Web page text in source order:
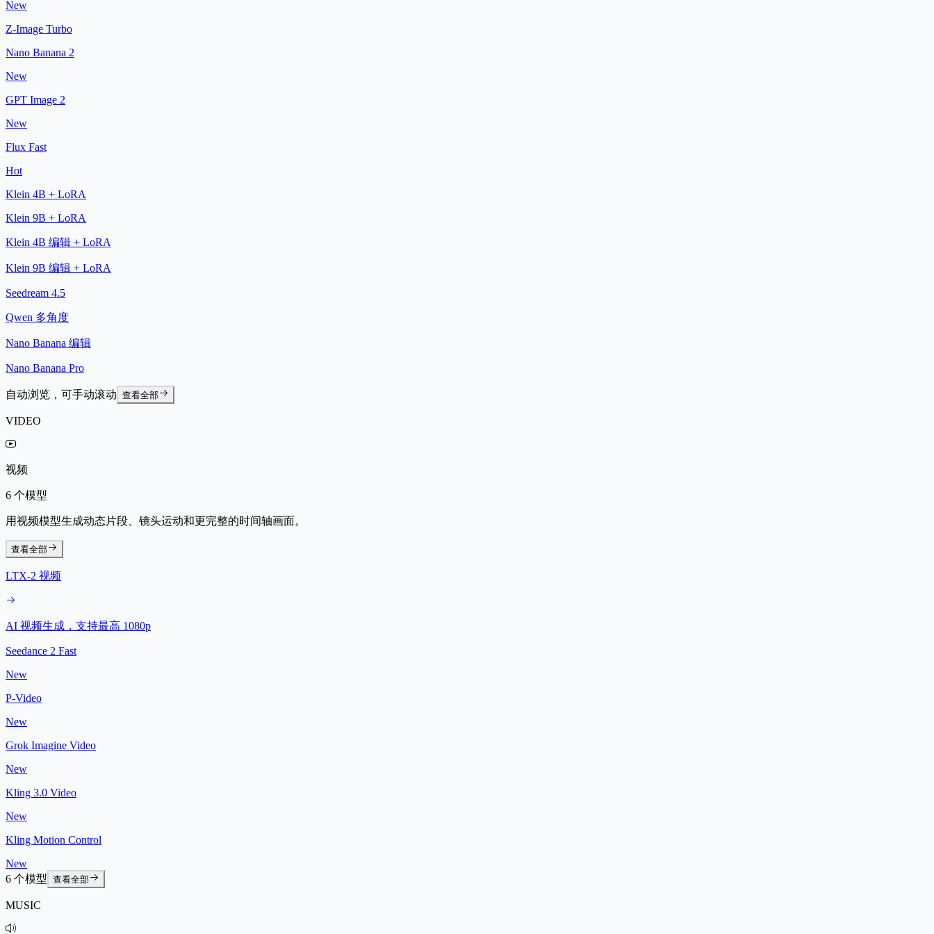
New
Z-Image Turbo
Nano Banana 2
New
GPT Image 2
New
Flux Fast
Hot
Klein 4B + LoRA
Klein 9B + LoRA
Klein 4B 编辑 + LoRA
Klein 9B 编辑 + LoRA
Seedream 4.5
Qwen 多角度
Nano Banana 编辑
Nano Banana Pro
自动浏览，可手动滚动 查看全部
VIDEO
视频
6 个模型
用视频模型生成动态片段、镜头运动和更完整的时间轴画面。
查看全部
LTX-2 视频
AI 视频生成，支持最高 1080p
Seedance 2 Fast
New
P-Video
New
Grok Imagine Video
New
Kling 3.0 Video
New
Kling Motion Control
New
6 个模型 查看全部
MUSIC